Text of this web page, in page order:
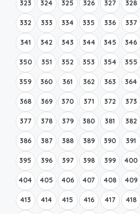
323 324 325 326 327 328
332 333 334 335 336 337
341 342 343 344 345 346
350 351 352 353 354 355
359 360 361 362 363 364
368 369 370 371 372 373
377 378 379 380 381 382
386 387 388 389 390 391
395 396 397 398 399 400
404 405 406 407 408 409
413 414 415 416 417 418